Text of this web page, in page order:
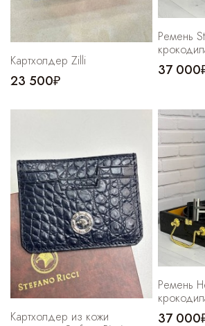
Картхолдер Zilli
23 500₽
Ремень
37
Картхолдер из кожи
Ремень
37